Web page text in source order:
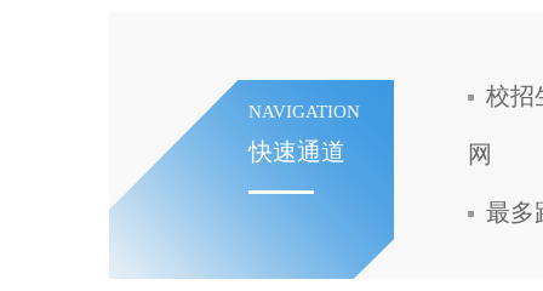
NAVIGATION
快速通道
校招
网
最多